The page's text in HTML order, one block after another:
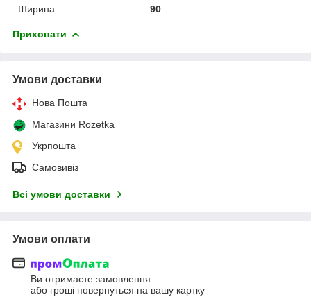
Ширина
90
Приховати
Умови доставки
Нова Пошта
Магазини Rozetka
Укрпошта
Самовивіз
Всі умови доставки
Умови оплати
Ви отримаєте замовлення
або гроші повернуться на вашу картку